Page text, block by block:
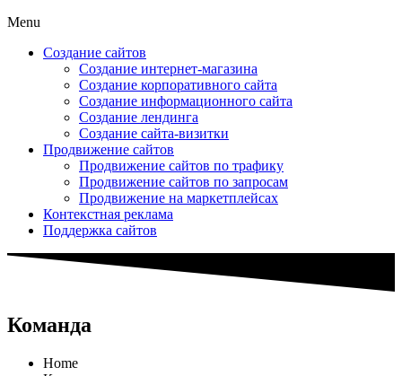
Menu
Создание сайтов
Создание интернет-магазина
Создание корпоративного сайта
Создание информационного сайта
Создание лендинга
Создание сайта-визитки
Продвижение сайтов
Продвижение сайтов по трафику
Продвижение сайтов по запросам
Продвижение на маркетплейсах
Контекстная реклама
Поддержка сайтов
Команда
Home